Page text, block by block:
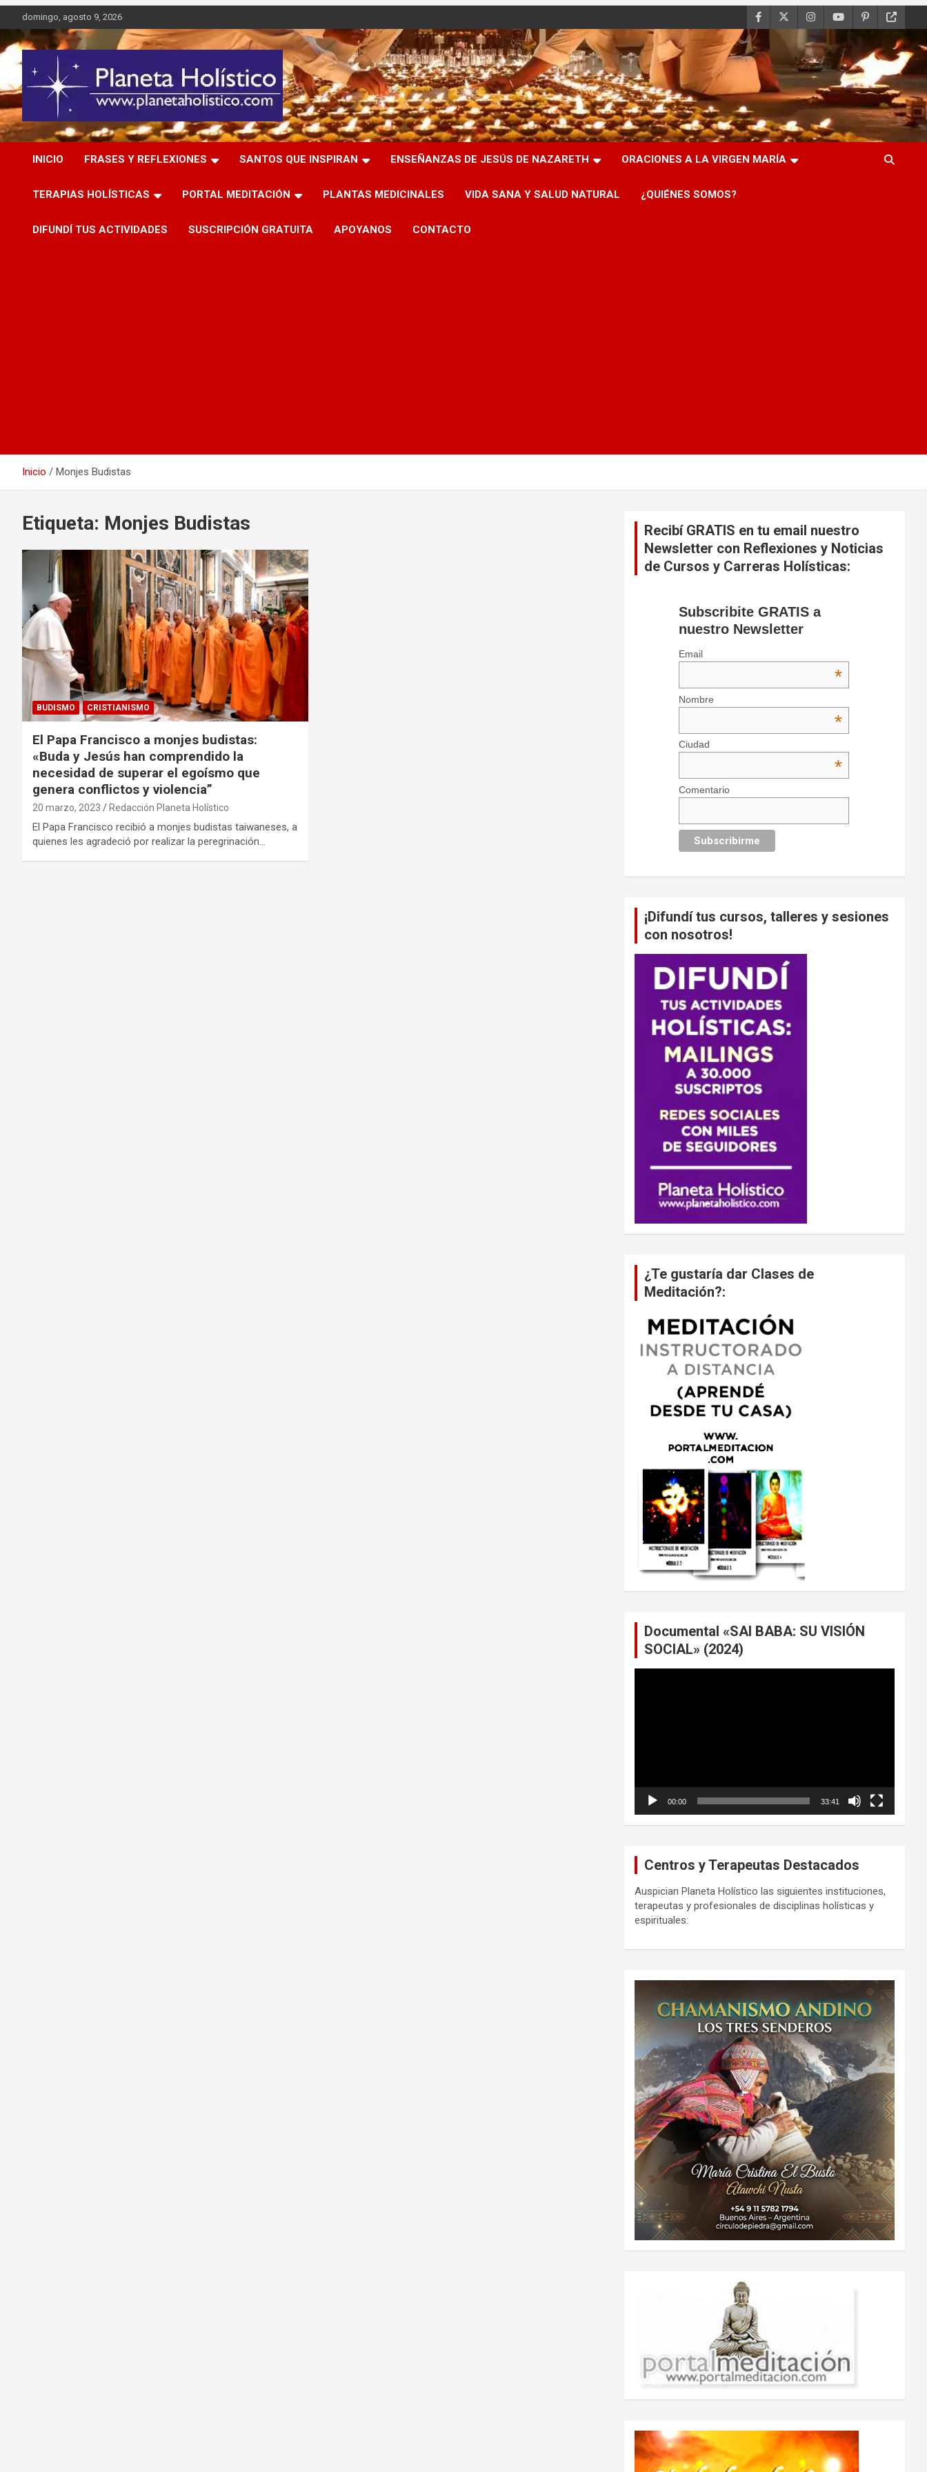
al
contenido
domingo, agosto 9, 2026
Planeta Holístico
Difusión de espiritualidad, terapias alternativas holísticas,
cursos, talleres y seminarios
INICIO
FRASES Y REFLEXIONES SANTOS QUE INSPIRAN ENSEÑANZAS DE JESÚS DE NAZARETH ORACIONES A LA VIRGEN MARÍA
TERAPIAS HOLÍSTICAS PORTAL MEDITACIÓN PLANTAS MEDICINALES VIDA SANA Y SALUD NATURAL ¿QUIÉNES SOMOS?
DIFUNDÍ TUS ACTIVIDADES SUSCRIPCIÓN GRATUITA APOYANOS CONTACTO
Inicio Monjes Budistas
Etiqueta: Monjes Budistas
BUDISMO CRISTIANISMO
El Papa Francisco a monjes budistas:
«Buda y Jesús han comprendido la
necesidad de superar el egoísmo que
genera conflictos y violencia”
20 marzo, 2023 Redacción Planeta Holístico
El Papa Francisco recibió a monjes budistas taiwaneses, a
quienes les agradeció por realizar la peregrinación…
Recibí GRATIS en tu email nuestro
Newsletter con Reflexiones y Noticias
de Cursos y Carreras Holísticas:
Subscribite GRATIS a
nuestro Newsletter
Email
*
Nombre
*
Ciudad
*
Comentario
¡Difundí tus cursos, talleres y sesiones
con nosotros!
¿Te gustaría dar Clases de
Meditación?:
Documental «SAI BABA: SU VISIÓN
SOCIAL» (2024)
00:00 33:41
Centros y Terapeutas Destacados
Auspician Planeta Holístico las siguientes instituciones,
terapeutas y profesionales de disciplinas holísticas y
espirituales: